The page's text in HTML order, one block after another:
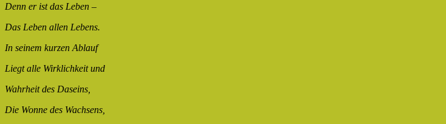
Denn er ist das Leben –
Das Leben allen Lebens.
In seinem kurzen Ablauf
Liegt alle Wirklichkeit und
Wahrheit des Daseins,
Die Wonne des Wachsens,